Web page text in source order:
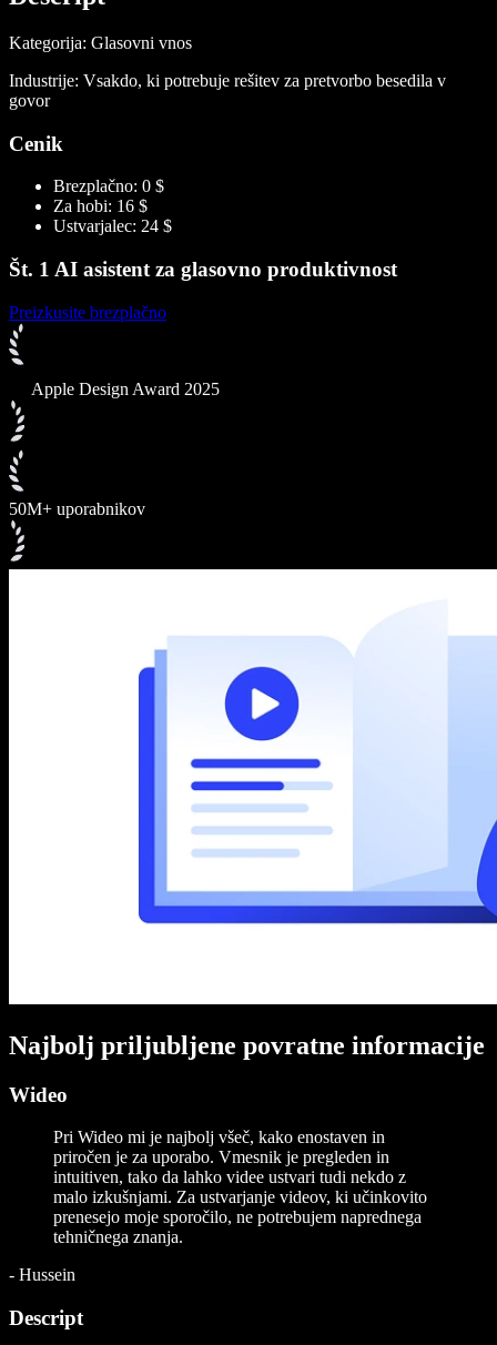
Kategorija: Glasovni vnos
Industrije: Vsakdo, ki potrebuje rešitev za pretvorbo besedila v
govor
Cenik
Brezplačno: 0 $
Za hobi: 16 $
Ustvarjalec: 24 $
Št. 1 AI asistent za glasovno produktivnost
Preizkusite brezplačno
Apple Design Award 2025
50M+ uporabnikov
Najbolj priljubljene povratne informacije
Wideo
Pri Wideo mi je najbolj všeč, kako enostaven in
priročen je za uporabo. Vmesnik je pregleden in
intuitiven, tako da lahko videe ustvari tudi nekdo z
malo izkušnjami. Za ustvarjanje videov, ki učinkovito
prenesejo moje sporočilo, ne potrebujem naprednega
tehničnega znanja.
- Hussein
Descript